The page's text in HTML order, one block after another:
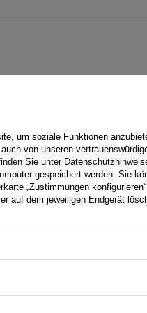
BEIM
um soziale Funktionen
von unseren
Sie unter
gespeichert werden. Sie
„Zustimmungen
auf dem jeweiligen Endgerät